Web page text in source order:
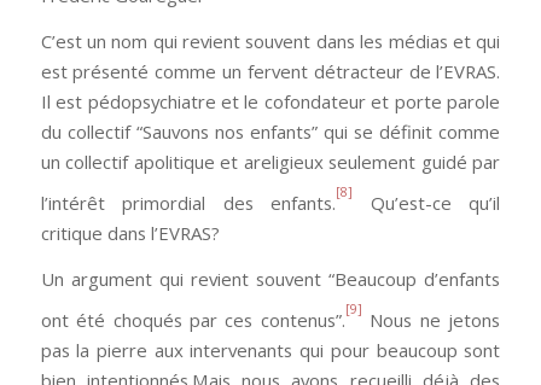
C’est un nom qui revient souvent dans les médias et qui
est présenté comme un fervent détracteur de l’EVRAS.
Il est pédopsychiatre et le cofondateur et porte parole
du collectif “Sauvons nos enfants” qui se définit comme
un collectif apolitique et areligieux seulement guidé par
l’intérêt primordial des enfants.[8]
Qu’est-ce qu’il
critique dans l’EVRAS?
Un argument qui revient souvent “Beaucoup d’enfants
ont été choqués par ces contenus”.[9] Nous ne jetons
pas la pierre aux intervenants qui pour beaucoup sont